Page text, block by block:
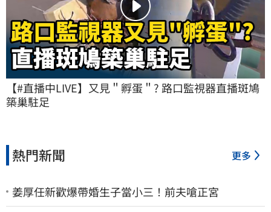
【#直播中LIVE】又見＂孵蛋＂? 路口監視器直播斑鳩
築巢駐足
熱門新聞 更多
姜厚任新歡爆帶婚生子當小三！前夫嗆正宮